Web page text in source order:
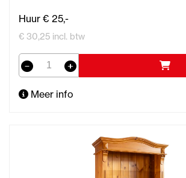
Huur € 25,-
€ 30,25 incl. btw
Meer info